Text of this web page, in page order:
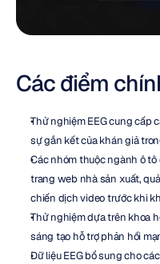
Các điểm
Thử nghiệm EEG cung cấp
sự gắn kết của khán giả
Các nhóm thuộc ngành ô
trang web nhà sản xuất,
chiến dịch video trước khi
Thử nghiệm dựa trên khoa
sáng tạo hỗ trợ phản hồi
Dữ liệu EEG bổ sung cho